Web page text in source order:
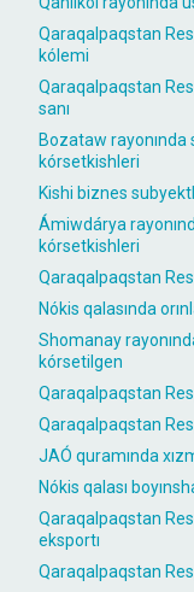
Qaraqalpaqstan
kólemi
Qaraqalpaqstan
sanı
Bozataw rayonında
kórsetkishleri
Kishi biznes
Ámiwdárya
kórsetkishleri
Qaraqalpaqstan
Nókis qalasında
Shomanay
kórsetilgen
Qaraqalpaqstan
Qaraqalpaqstan
JAÓ quramında
Nókis qalası
Qaraqalpaqstan
eksportı
Qaraqalpaqstan